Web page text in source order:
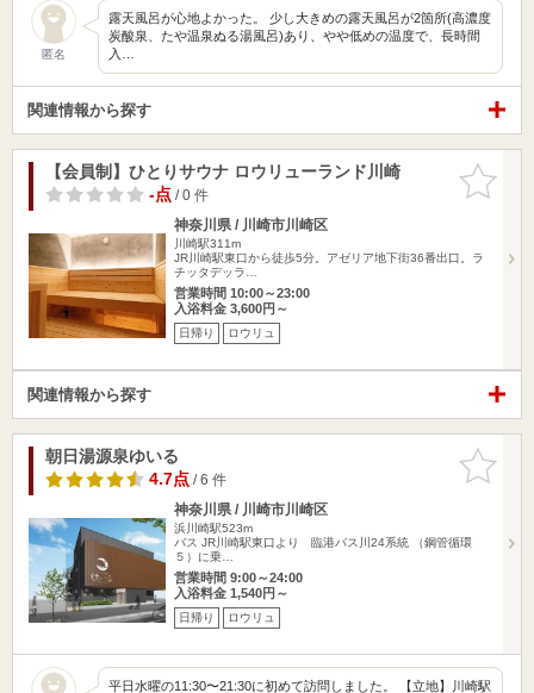
匿名
露天風呂が心地よかった。 少し大きめの露天風呂が2箇所(高濃度
炭酸泉、たや温泉ぬる湯風呂)あり、やや低めの温度で、長時間
入…
関連情報から探す
お気に入
りに追加
【会員制】ひとりサウナ ロウリューランド川崎
-点/ 0 件
神奈川県 / 川崎市川崎区
川崎駅311m
JR川崎駅東口から徒歩5分。アゼリア地下街36番出口。ラ
チッタデッラ…
営業時間 10:00～23:00
入浴料金 3,600円～
日帰り ロウリュ
関連情報から探す
お気に入
りに追加
朝日湯源泉ゆいる
4.7点/ 6 件
神奈川県 / 川崎市川崎区
浜川崎駅523m
バス JR川崎駅東口より 臨港バス川24系統 （鋼管循環
５）に乗…
営業時間 9:00～24:00
入浴料金 1,540円～
日帰り ロウリュ
平日水曜の11:30〜21:30に初めて訪問しました。 【立地】川崎駅